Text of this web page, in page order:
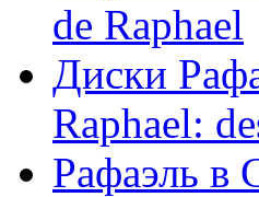
de Raphael
Диски
Raphael:
Рафаэль в